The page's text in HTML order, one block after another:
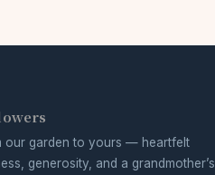
our garden to yours — heartfelt
generosity, and a grandmother’s